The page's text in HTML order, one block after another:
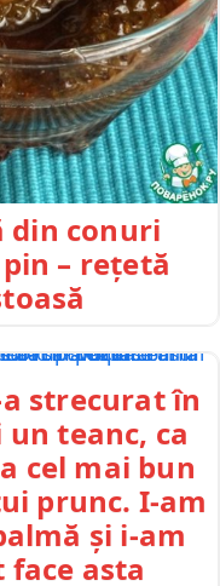
din conuri
– rețetă
strecurat în
teanc, ca
cel mai bun
prunc. I-am
și i-am
face asta